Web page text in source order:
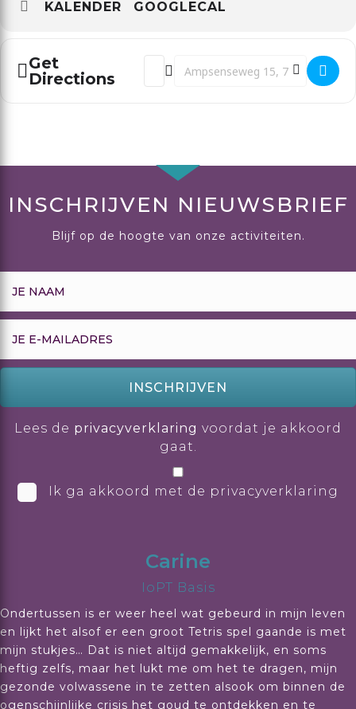
KALENDER GOOGLECAL
Get
Directions
Address - Leerwerkgroep H []
Destination Address -
INSCHRIJVEN NIEUWSBRIEF
Blijf op de hoogte van onze activiteiten.
INSCHRIJVEN
Lees de privacyverklaring voordat je akkoord
gaat.
Ik ga akkoord met de privacyverklaring
Carine
IoPT Basis
Ondertussen is er weer heel wat gebeurd in mijn leven
en lijkt het alsof er een groot Tetris spel gaande is met
mijn stukjes… Dat is niet altijd gemakkelijk, en soms
heftig zelfs, maar het lukt me om het te dragen, mijn
gezonde volwassene in te zetten alsook om binnen de
ogenschijnlijke crisis het goud te ontdekken en te